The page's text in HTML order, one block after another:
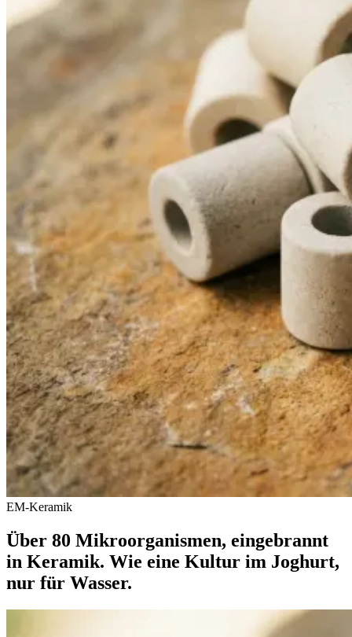
EM-Keramik
Über 80 Mikroorganismen, eingebrannt
in Keramik. Wie eine Kultur im Joghurt,
nur für Wasser.